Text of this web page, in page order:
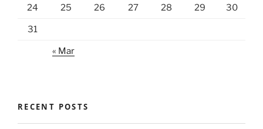
24 25 26 27 28 29 30
31
« Mar
RECENT POSTS